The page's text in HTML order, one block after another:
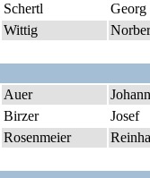
Schertl
Georg
Wittig
Auer
Johann
Birzer
Josef
Rosenmeier